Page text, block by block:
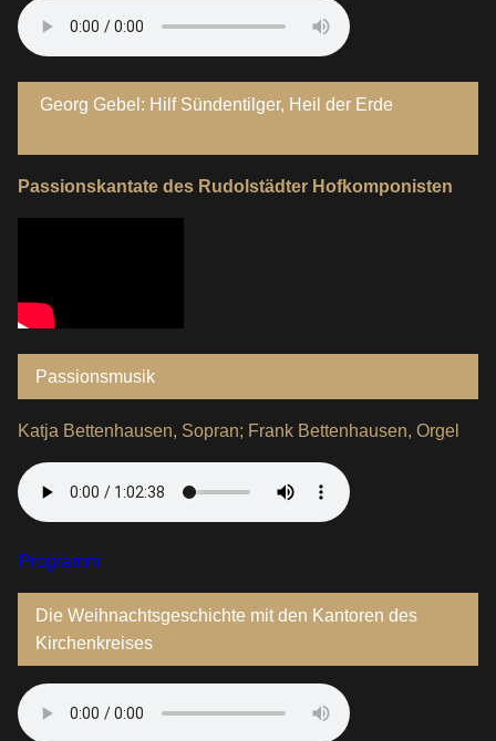
Georg Gebel: Hilf Sündentilger, Heil der Erde
Passionskantate des Rudolstädter Hofkomponisten
Passionsmusik
Katja Bettenhausen, Sopran; Frank Bettenhausen, Orgel
Programm
Die Weihnachtsgeschichte mit den Kantoren des
Kirchenkreises